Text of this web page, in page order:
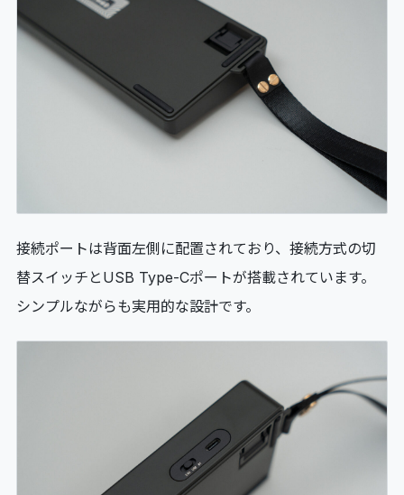
接続ポートは背面左側に配置されており、接続方式の切
替スイッチとUSB Type-Cポートが搭載されています。
シンプルながらも実用的な設計です。